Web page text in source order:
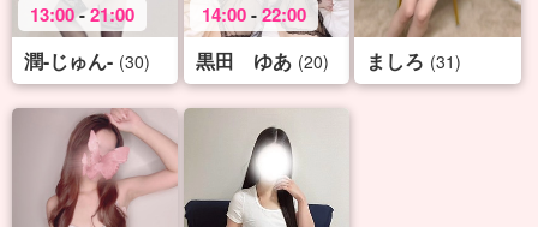
13:00-21:00
潤-じゅん- (30)
14:00-22:00
黒田 ゆあ (20) ましろ (31)